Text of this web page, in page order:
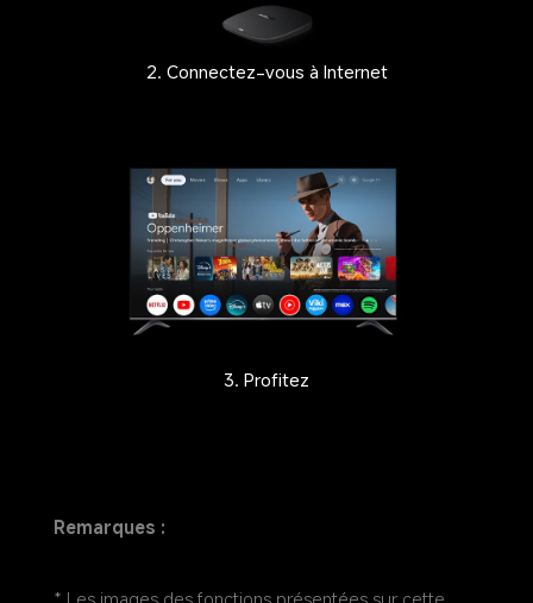
2. Connectez-vous à Internet
3. Profitez
Remarques :
* Les images des fonctions présentées sur cette